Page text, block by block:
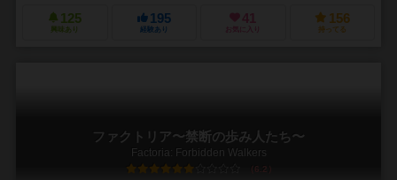
125
興味あり
195
経験あり
41
お気に入り
156
持ってる
ファクトリア〜禁断の歩み人たち〜
Factoria: Forbidden Walkers
6.2